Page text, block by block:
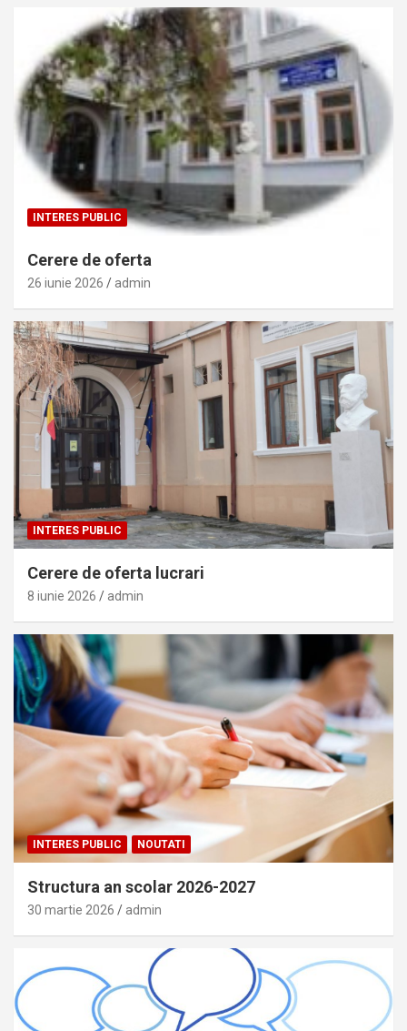
INTERES PUBLIC
Cerere de oferta
26 iunie 2026 admin
INTERES PUBLIC
Cerere de oferta lucrari
8 iunie 2026 admin
INTERES PUBLIC NOUTATI
Structura an scolar 2026-2027
30 martie 2026 admin